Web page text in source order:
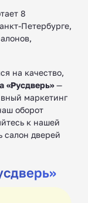
8
Петербурге,
на качество,
«Русдверь»—
маркетинг
оборот
к нашей
салон дверей